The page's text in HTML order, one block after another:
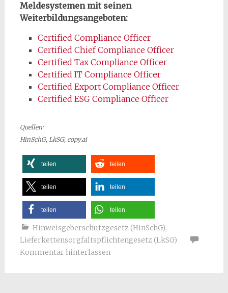
Meldesystemen mit seinen
Weiterbildungsangeboten:
Certified Compliance Officer
Certified Chief Compliance Officer
Certified Tax Compliance Officer
Certified IT Compliance Officer
Certified Export Compliance Officer
Certified ESG Compliance Officer
Quellen:
HinSchG, LkSG, copy.ai
teilen teilen
teilen teilen
teilen teilen
Hinweisgeberschutzgesetz (HinSchG),
Lieferkettensorgfaltspflichtengesetz (LkSG)
Kommentar hinterlassen